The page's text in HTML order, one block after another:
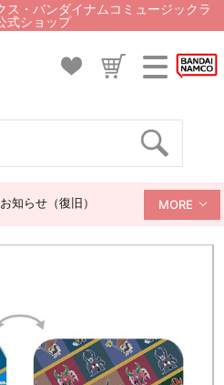
ス・バンダイナムコミュージックラ
式ショップ
知らせ（復旧） MORE